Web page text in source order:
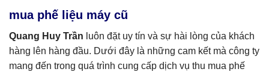
mua phế liệu máy cũ
Quang Huy Trần luôn đặt uy tín và sự hài lòng của khách
hàng lên hàng đầu. Dưới đây là những cam kết mà công ty
mang đến trong quá trình cung cấp dịch vụ thu mua phế